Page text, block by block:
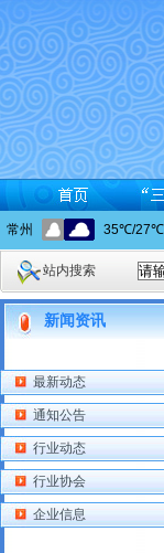
站内搜索
新闻资讯
最新动态
通知公告
行业动态
行业协会
企业信息